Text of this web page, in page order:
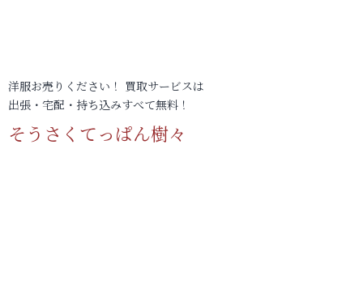
洋服お売りください！ 買取サービスは
出張・宅配・持ち込みすべて無料！
そうさくてっぱん樹々